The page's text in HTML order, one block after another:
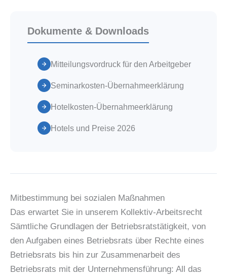
Dokumente & Downloads
Mitteilungsvordruck für den Arbeitgeber
Seminarkosten-Übernahmeerklärung
Hotelkosten-Übernahmeerklärung
Hotels und Preise 2026
Mitbestimmung bei sozialen Maßnahmen
Das erwartet Sie in unserem Kollektiv-Arbeitsrecht
Sämtliche Grundlagen der Betriebsratstätigkeit, von
den Aufgaben eines Betriebsrats über Rechte eines
Betriebsrats bis hin zur Zusammenarbeit des
Betriebsrats mit der Unternehmensführung: All das